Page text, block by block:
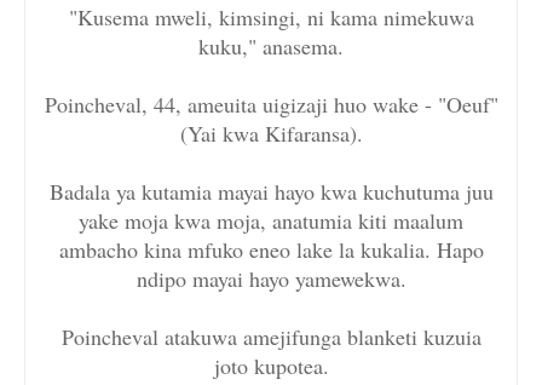
"Kusema mweli, kimsingi, ni kama nimekuwa
kuku," anasema.
Poincheval, 44, ameuita uigizaji huo wake - "Oeuf"
(Yai kwa Kifaransa).
Badala ya kutamia mayai hayo kwa kuchutuma juu
yake moja kwa moja, anatumia kiti maalum
ambacho kina mfuko eneo lake la kukalia. Hapo
ndipo mayai hayo yamewekwa.
Poincheval atakuwa amejifunga blanketi kuzuia
joto kupotea.